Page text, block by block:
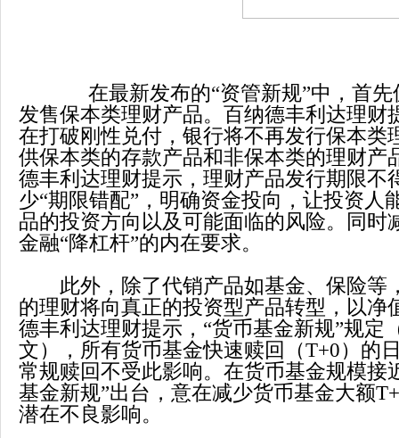
在最新发布的“资管新规”中，首先
发售保本类理财产品。百纳德丰利达理财
在打破刚性兑付，银行将不再发行保本类
供保本类的存款产品和非保本类的理财产
德丰利达理财提示，理财产品发行期限不
少“期限错配”，明确资金投向，让投资人
品的投资方向以及可能面临的风险。同时
金融“降杠杆”的内在要求。
此外，除了代销产品如基金、保险等
的理财将向真正的投资型产品转型，以净
德丰利达理财提示，“货币基金新规”规定
文），所有货币基金快速赎回（T+0）的
常规赎回不受此影响。在货币基金规模接
基金新规”出台，意在减少货币基金大额
潜在不良影响。